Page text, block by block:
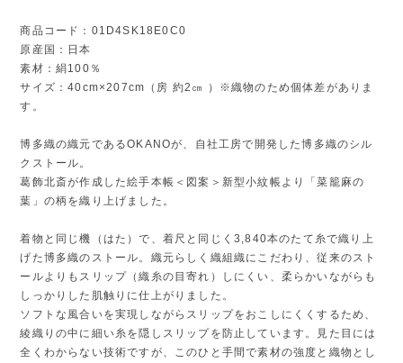
商品コード：01D4SK18E0C0
原産国：日本
素材：絹100％
サイズ：40cm×207cm（房 約2㎝ ）※織物のため個体差がありま
す。
博多織の織元であるOKANOが、自社工房で開発した博多織のシル
クストール。
葛飾北斎が作成した絵手本帳＜図案＞新型小紋帳より「菜籠麻の
葉」の柄を織り上げました。
着物と同じ機（はた）で、着尺と同じく3,840本のたて糸で織り上
げた博多織のストール。織元らしく織組織にこだわり、従来のスト
ールよりもスリップ（織糸の目寄れ）しにくい、柔らかいながらも
しっかりした肌触りに仕上がりました。
ソフトな風合いを実現しながらスリップをおこしにくくするため、
綾織りの中に細い糸を隠しスリップを防止しています。見た目には
全くわからない技術ですが、このひと手間で素材の強度と織物とし